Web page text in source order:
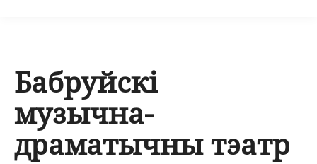
Бабруйскі
музычна-
драматычны тэатр